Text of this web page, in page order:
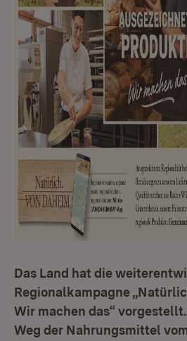
Das Land hat die
Regionalkampagne
Wir machen das“
Weg der Nahrungsmittel